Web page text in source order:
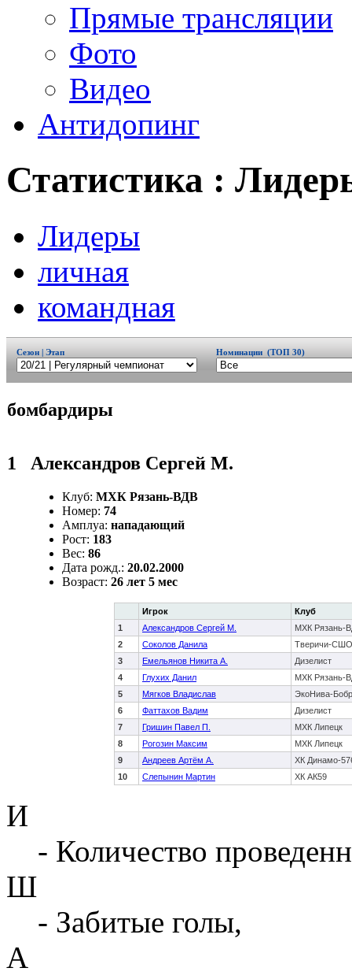
Прямые трансляции
Фото
Видео
Антидопинг
Статистика :
Лидеры
личная
командная
Сезон | Этап Номинации (ТОП 30)
бомбардиры
1 Александров Сергей М.
Клуб: МХК Рязань-ВДВ
Номер: 74
Амплуа: нападающий
Рост: 183
Вес: 86
Дата рожд.: 20.02.2000
Возраст: 26 лет 5 мес
Игрок
Клуб
1
Александров Сергей М.
МХК Рязань-
2
Соколов Данила
Тверичи-
3
Емельянов Никита А.
Дизелист
4
Глухих Данил
МХК Рязань-
5
Мягков Владислав
ЭкоНива-
6
Фаттахов Вадим
Дизелист
7
Гришин Павел П.
МХК Липецк
8
Рогозин Максим
МХК Липецк
9
Андреев Артём А.
ХК Динамо-
10
Слепынин Мартин ХК АК59
И
- Количество
Ш
- Забитые голы,
А